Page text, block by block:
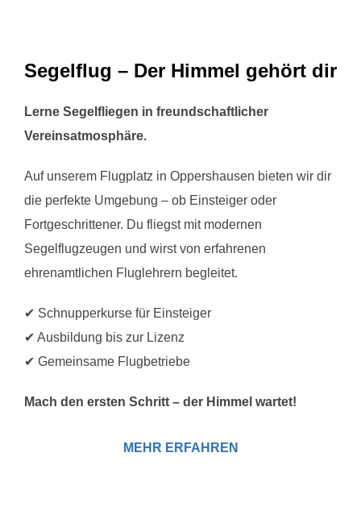
Segelflug – Der Himmel gehört dir
Lerne Segelfliegen in freundschaftlicher
Vereinsatmosphäre.
Auf unserem Flugplatz in Oppershausen bieten wir dir
die perfekte Umgebung – ob Einsteiger oder
Fortgeschrittener. Du fliegst mit modernen
Segelflugzeugen und wirst von erfahrenen
ehrenamtlichen Fluglehrern begleitet.
✔ Schnupperkurse für Einsteiger
✔ Ausbildung bis zur Lizenz
✔ Gemeinsame Flugbetriebe
Mach den ersten Schritt – der Himmel wartet!
MEHR ERFAHREN